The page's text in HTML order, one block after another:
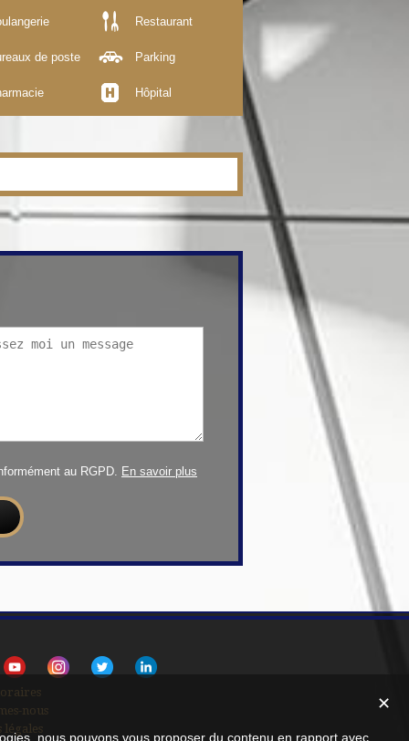
Restaurant
de poste Parking
Hôpital
au RGPD. En savoir plus
nous
légales
✕
nous pouvons vous proposer du contenu en rapport avec